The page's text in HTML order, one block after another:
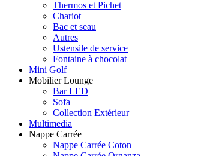
Thermos et Pichet
Chariot
Bac et seau
Autres
Ustensile de service
Fontaine à chocolat
Mini Golf
Mobilier Lounge
Bar LED
Sofa
Collection Extérieur
Multimedia
Nappe Carrée
Nappe Carrée Coton